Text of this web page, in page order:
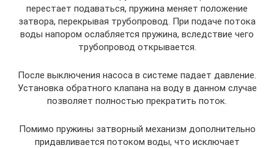
перестает подаваться, пружина меняет положение
затвора, перекрывая трубопровод. При подаче потока
воды напором ослабляется пружина, вследствие чего
трубопровод открывается.
После выключения насоса в системе падает давление.
Установка обратного клапана на воду в данном случае
позволяет полностью прекратить поток.
Помимо пружины затворный механизм дополнительно
придавливается потоком воды, что исключает